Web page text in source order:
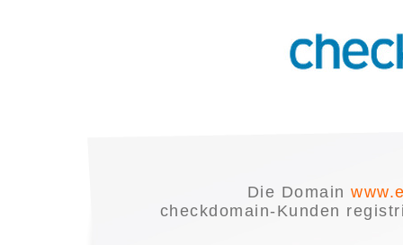
Die Domain
checkdomain-Kunden